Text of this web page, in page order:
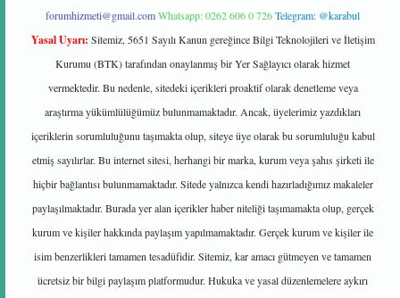
forumhizmeti@gmail.comWhatsapp: 0262 606 0 726Telegram: @karabul
Yasal Uyarı: Sitemiz, 5651 Sayılı Kanun gereğince Bilgi Teknolojileri ve İletişim
Kurumu (BTK) tarafından onaylanmış bir Yer Sağlayıcı olarak hizmet
vermektedir. Bu nedenle, sitedeki içerikleri proaktif olarak denetleme veya
araştırma yükümlülüğümüz bulunmamaktadır. Ancak, üyelerimiz yazdıkları
içeriklerin sorumluluğunu taşımakta olup, siteye üye olarak bu sorumluluğu kabul
etmiş sayılırlar. Bu internet sitesi, herhangi bir marka, kurum veya şahıs şirketi ile
hiçbir bağlantısı bulunmamaktadır. Sitede yalnızca kendi hazırladığımız makaleler
paylaşılmaktadır. Burada yer alan içerikler haber niteliği taşımamakta olup, gerçek
kurum ve kişiler hakkında paylaşım yapılmamaktadır. Gerçek kurum ve kişiler ile
isim benzerlikleri tamamen tesadüfidir. Sitemiz, kar amacı gütmeyen ve tamamen
ücretsiz bir bilgi paylaşım platformudur. Hukuka ve yasal düzenlemelere aykırı